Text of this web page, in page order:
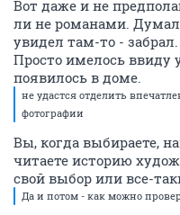
Вот даже и не
ли не романами.
увидел там-то -
Просто имелось ввиду
появилось в доме.
не удастся отделить
фотографии
Вы, когда выбираете,
читаете историю
свой выбор или все-
Да и потом - как можно